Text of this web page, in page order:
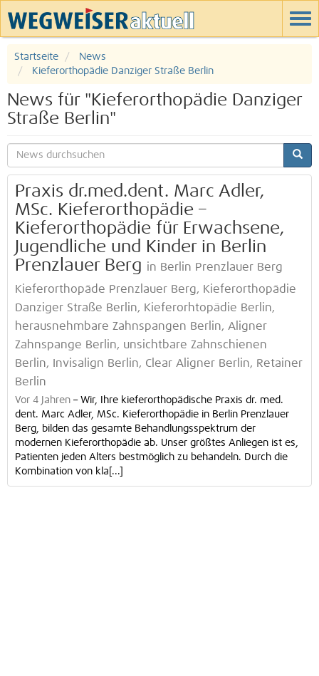
Startseite
News
Kieferorthopädie Danziger Straße Berlin
News für "Kieferorthopädie Danziger
Straße Berlin"
Praxis dr.med.dent. Marc Adler,
MSc. Kieferorthopädie –
Kieferorthopädie für Erwachsene,
Jugendliche und Kinder in Berlin
Prenzlauer Berg in Berlin Prenzlauer Berg
Kieferorthopäde Prenzlauer Berg, Kieferorthopädie
Danziger Straße Berlin, Kieferorhtopädie Berlin,
herausnehmbare Zahnspangen Berlin, Aligner
Zahnspange Berlin, unsichtbare Zahnschienen
Berlin, Invisalign Berlin, Clear Aligner Berlin, Retainer
Berlin
Vor 4 Jahren – Wir, Ihre kieferorthopädische Praxis dr. med.
dent. Marc Adler, MSc. Kieferorthopädie in Berlin Prenzlauer
Berg, bilden das gesamte Behandlungsspektrum der
modernen Kieferorthopädie ab. Unser größtes Anliegen ist es,
Patienten jeden Alters bestmöglich zu behandeln. Durch die
Kombination von kla[...]